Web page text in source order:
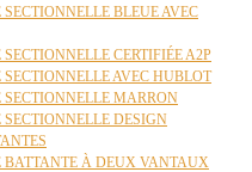
BLEUE AVEC
CERTIFIÉE A2P
SECTIONNELLE AVEC HUBLOT
SECTIONNELLE MARRON
SECTIONNELLE DESIGN
BATTANTE À DEUX VANTAUX